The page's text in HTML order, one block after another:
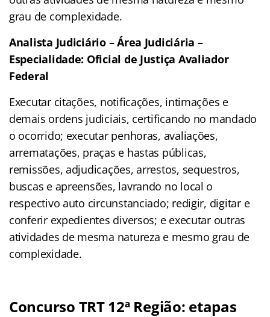
grau de complexidade.
Analista Judiciário – Área Judiciária –
Especialidade: Oficial de Justiça Avaliador
Federal
Executar citações, notificações, intimações e
demais ordens judiciais, certificando no mandado
o ocorrido; executar penhoras, avaliações,
arrematações, praças e hastas públicas,
remissões, adjudicações, arrestos, sequestros,
buscas e apreensões, lavrando no local o
respectivo auto circunstanciado; redigir, digitar e
conferir expedientes diversos; e executar outras
atividades de mesma natureza e mesmo grau de
complexidade.
Concurso TRT 12ª Região: etapas